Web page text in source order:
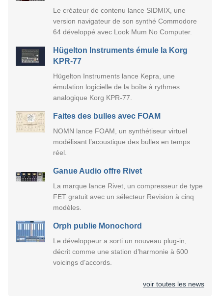
Le créateur de contenu lance SIDMIX, une
version navigateur de son synthé Commodore
64 développé avec Look Mum No Computer.
Hügelton Instruments émule la Korg
KPR-77
Hügelton Instruments lance Kepra, une
émulation logicielle de la boîte à rythmes
analogique Korg KPR-77.
Faites des bulles avec FOAM
NOMN lance FOAM, un synthétiseur virtuel
modélisant l’acoustique des bulles en temps
réel.
Ganue Audio offre Rivet
La marque lance Rivet, un compresseur de type
FET gratuit avec un sélecteur Revision à cinq
modèles.
Orph publie Monochord
Le développeur a sorti un nouveau plug-in,
décrit comme une station d’harmonie à 600
voicings d’accords.
voir toutes les news